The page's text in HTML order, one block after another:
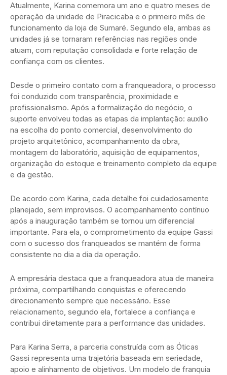
Atualmente, Karina comemora um ano e quatro meses de
operação da unidade de Piracicaba e o primeiro mês de
funcionamento da loja de Sumaré. Segundo ela, ambas as
unidades já se tornaram referências nas regiões onde
atuam, com reputação consolidada e forte relação de
confiança com os clientes.
Desde o primeiro contato com a franqueadora, o processo
foi conduzido com transparência, proximidade e
profissionalismo. Após a formalização do negócio, o
suporte envolveu todas as etapas da implantação: auxílio
na escolha do ponto comercial, desenvolvimento do
projeto arquitetônico, acompanhamento da obra,
montagem do laboratório, aquisição de equipamentos,
organização do estoque e treinamento completo da equipe
e da gestão.
De acordo com Karina, cada detalhe foi cuidadosamente
planejado, sem improvisos. O acompanhamento contínuo
após a inauguração também se tornou um diferencial
importante. Para ela, o comprometimento da equipe Gassi
com o sucesso dos franqueados se mantém de forma
consistente no dia a dia da operação.
A empresária destaca que a franqueadora atua de maneira
próxima, compartilhando conquistas e oferecendo
direcionamento sempre que necessário. Esse
relacionamento, segundo ela, fortalece a confiança e
contribui diretamente para a performance das unidades.
Para Karina Serra, a parceria construída com as Óticas
Gassi representa uma trajetória baseada em seriedade,
apoio e alinhamento de objetivos. Um modelo de franquia